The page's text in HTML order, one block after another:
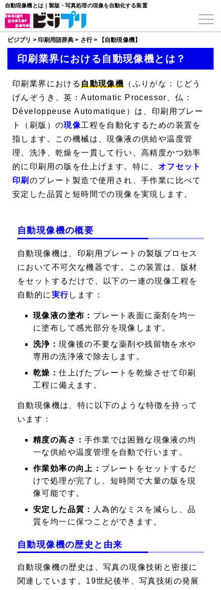
自動現像機とは｜製版・写真処理の現像を自動化する装置
ビジプリ > 印刷用語辞典 > さ行> 【自動現像機】
印刷業界における自動現像機とは？
印刷業界における自動現像機 （ふりがな：じどう
げんぞうき、英：Automatic Processor、仏：
Développeuse Automatique）は、印刷用プレー
ト（刷版）の現像工程を自動化するための装置を
指します。この機械は、現像液の供給や温度管
理、洗浄、乾燥を一貫して行い、高精度かつ効率
的に印刷用の版を仕上げます。特に、 オフセット
印刷 のプレート製造で使用され、手作業に比べて
安定した品質と短時間での現像を実現します。
自動現像機の概要
自動現像機は、印刷用プレートの製版プロセス
において不可欠な機器です。この装置は、版材
をセットするだけで、以下の一連の現像工程を
自動的に 実行します：
現像液の塗布： プレート表面に薬剤を均一
に塗布して感光部分を現像します。
洗浄：現像後の不要な薬剤や残留物を水や
専用の洗浄液で除去します。
乾燥：仕上げたプレートを乾燥させて印刷
工程に備えます。
自動現像機は、特に以下のような特徴を持って
います：
精度の高さ：手作業では困難な現像液の均
一な供給や温度管理を自動で行います。
作業効率の向上： プレートをセットするだ
けで処理が完了し、短時間で大量の版を現
像可能です。
安定した品質：
人為的なミスを減らし、品
質を均一に保つことができます。
自動現像機の歴史と由来
自動現像機の歴史は、写真の現像技術と密接に
関連しています。19世紀後半、写真技術の発展